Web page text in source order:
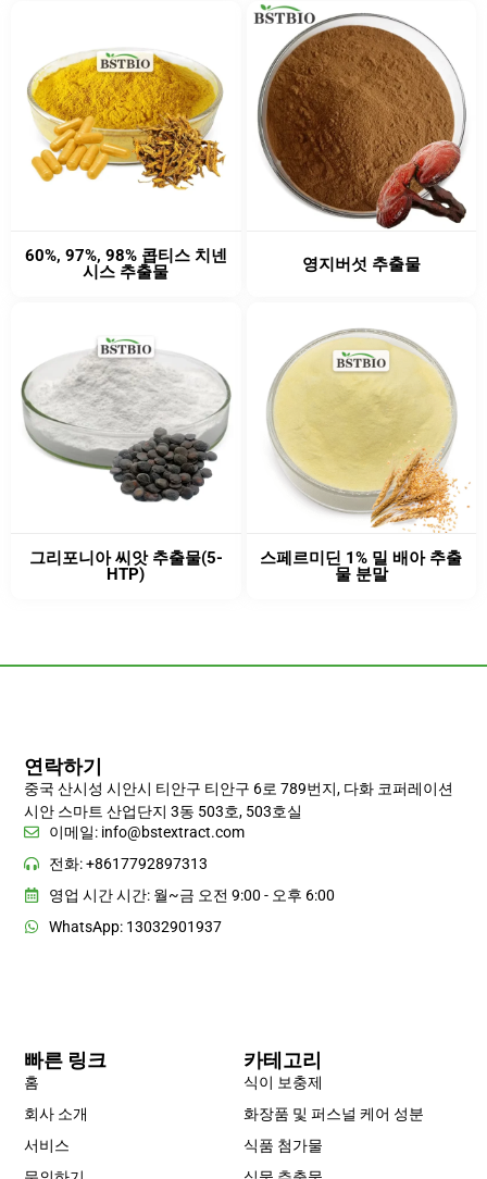
60%, 97%, 98% 콥티스 치넨
시스 추출물
영지버섯 추출물
그리포니아 씨앗 추출물(5-
HTP)
스페르미딘 1% 밀 배아 추출
물 분말
카테고리
식이 보충제
화장품 및 퍼스널 케어 성분
식품 첨가물
빠른 링크
홈
회사 소개
서비스
연락하기
중국 산시성 시안시 티안구 티안구 6로 789번지, 다화 코퍼레이션
시안 스마트 산업단지 3동 503호, 503호실
이메일: info@bstextract.com
전화: +8617792897313
영업 시간 시간: 월~금 오전 9:00 - 오후 6:00
WhatsApp: 13032901937